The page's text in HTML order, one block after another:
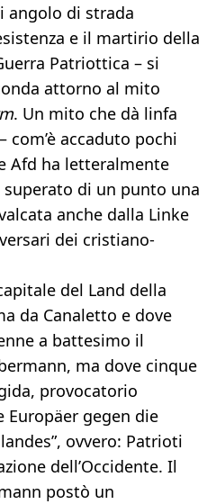
angolo di strada
e il martirio della
Patriottica – si
attorno al mito
. Un mito che dà linfa
com’è accaduto pochi
Afd ha letteralmente
di un punto una
anche dalla Linke
dei cristiano-
del Land della
da Canaletto e dove
a battesimo il
ma dove cinque
provocatorio
Europäer gegen die
ovvero: Patrioti
dell’Occidente. Il
postò un